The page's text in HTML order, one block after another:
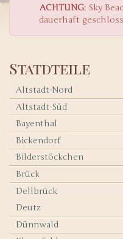
ACHTUNG: Sky
dauerhaft
Statdteile
Altstadt-Nord
Altstadt-Süd
Bayenthal
Bickendorf
Bilderstöckchen
Brück
Dellbrück
Deutz
Dünnwald